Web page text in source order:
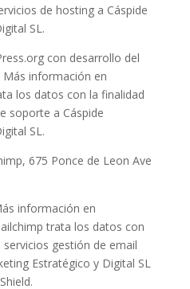
de hosting a Cáspide
SL.
con desarrollo del
información en
los datos con la finalidad
soporte a Cáspide
SL.
675 Ponce de Leon Ave
información en
trata los datos con
gestión de email
Estratégico y Digital SL